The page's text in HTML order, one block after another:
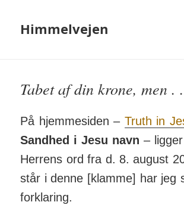
Himmelvejen
Tabet af din krone, men .
På hjemmesiden – Truth in
Sandhed i Jesu navn –
Her­rens ord fra d. 8. august
står i denne [klamme] har jeg
forklaring.